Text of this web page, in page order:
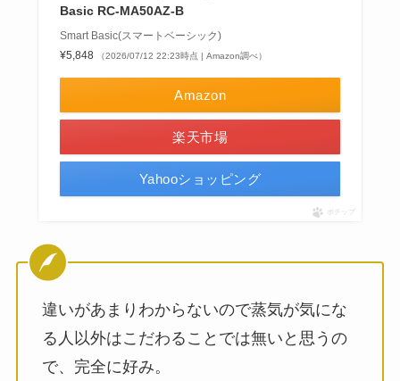
Basic RC-MA50AZ-B
Smart Basic(スマートベーシック)
¥5,848
（2026/07/12 22:23時点 | Amazon調べ）
Amazon
楽天市場
Yahooショッピング
ポチップ
違いがあまりわからないので蒸気が気にな
る人以外はこだわることでは無いと思うの
で、完全に好み。